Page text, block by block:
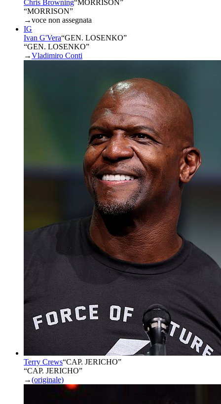
Chris Browning“MORRISON”
“MORRISON”
→voce non assegnata
IG
Ivan G'Vera“GEN. LOSENKO”
“GEN. LOSENKO”
→Vladimiro Conti
Terry Crews“CAP. JERICHO”
“CAP. JERICHO”
→(originale)